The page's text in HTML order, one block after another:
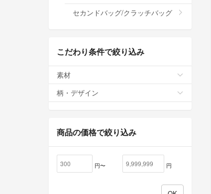
セカンドバッグ/クラッチバッグ
こだわり条件で絞り込み
素材
柄・デザイン
商品の価格で絞り込み
円〜 円